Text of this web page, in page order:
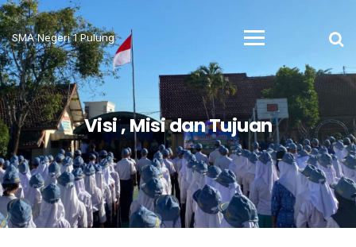
SMA Negeri 1 Pulung
Visi , Misi dan Tujuan